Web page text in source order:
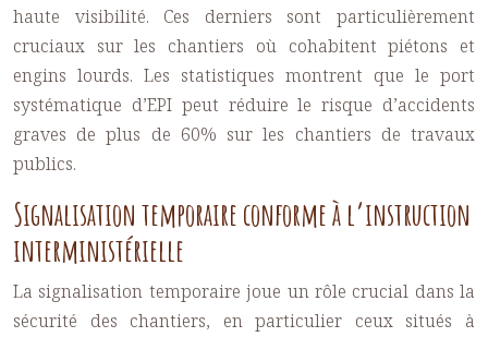
haute visibilité. Ces derniers sont particulièrement
cruciaux sur les chantiers où cohabitent piétons et
engins lourds. Les statistiques montrent que le port
systématique d’EPI peut réduire le risque d’accidents
graves de plus de 60% sur les chantiers de travaux
publics.
Signalisation temporaire conforme à l’instruction
interministérielle
La signalisation temporaire joue un rôle crucial dans la
sécurité des chantiers, en particulier ceux situés à